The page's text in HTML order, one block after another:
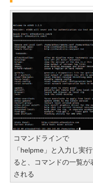
コマンドラインで
「helpme」と入力し実
ると、コマンドの一覧が
される